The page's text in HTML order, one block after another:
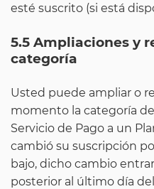
esté suscrito (si está
5.5 Ampliaciones y
categoría
Usted puede ampliar o
momento la categoría
Servicio de Pago a un
cambió su suscripción
bajo, dicho cambio
posterior al último día